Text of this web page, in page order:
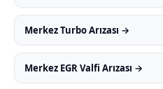
Merkez Turbo Arızası →
Merkez EGR Valfi Arızası →